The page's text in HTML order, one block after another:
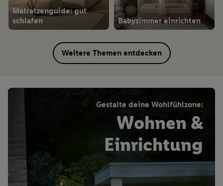
Matratzenguide: gut
schlafen
Babyzimmer einrichten
Weitere Themen entdecken
Gestalte deine Wohlfühlzone:
Wohnen &
Einrichtung